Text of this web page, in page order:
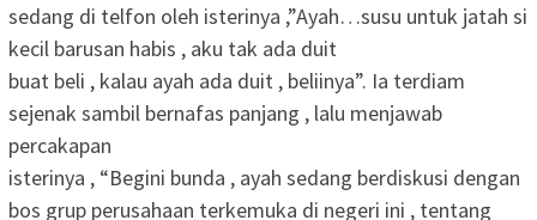
sedang di telfon oleh isterinya ,”Ayah…susu untuk jatah si
kecil barusan habis , aku tak ada duit
buat beli , kalau ayah ada duit , beliinya”. Ia terdiam
sejenak sambil bernafas panjang , lalu menjawab
percakapan
isterinya , “Begini bunda , ayah sedang berdiskusi dengan
bos grup perusahaan terkemuka di negeri ini , tentang